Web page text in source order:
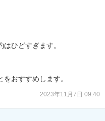
ひどすぎます。
おすすめします。
2023年11月7日 09:40